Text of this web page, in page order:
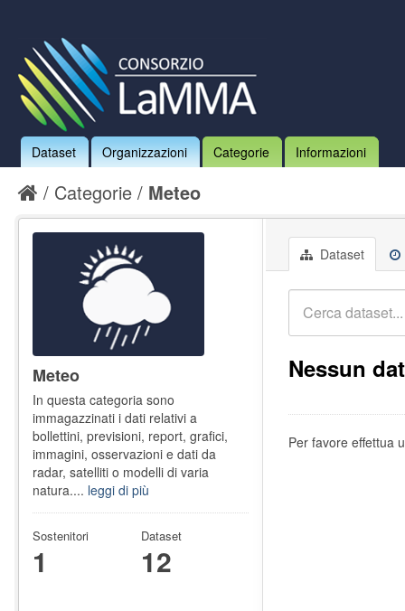
Dataset Organizzazioni Categorie Informazioni
Categorie Meteo
Dataset
Nessun
Per favore effettua
Meteo
In questa categoria sono
immagazzinati i dati relativi a
bollettini, previsioni, report, grafici,
immagini, osservazioni e dati da
radar, satelliti o modelli di varia
natura.... leggi di più
Sostenitori
1
Dataset
12